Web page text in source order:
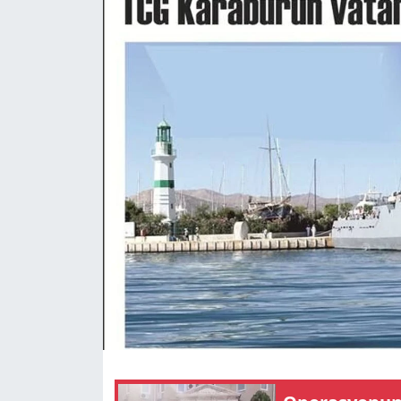
KÜLTÜR SANAT
RESMİ İLANLAR
SİYASET